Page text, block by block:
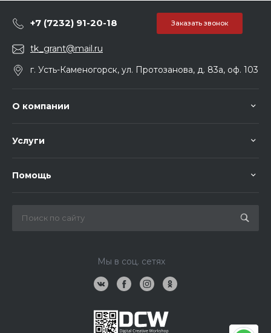
+7 (7232) 91-20-18 Заказать звонок
tk_grant@mail.ru
г. Усть-Каменогорск, ул. Протозанова, д. 83а, оф. 103
О компании
Услуги
Помощь
Мы в соц. сетях